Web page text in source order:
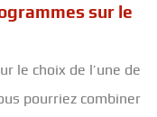
sur le
le choix de l’une de
pourriez combiner